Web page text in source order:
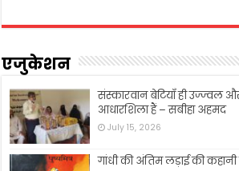
एजुकेशन
संस्कारवान बेटियाँ ही उज्ज्वल
आधारशिला हैं – सबीहा अहमद
July 15, 2026
गांधी की अंतिम लड़ाई की